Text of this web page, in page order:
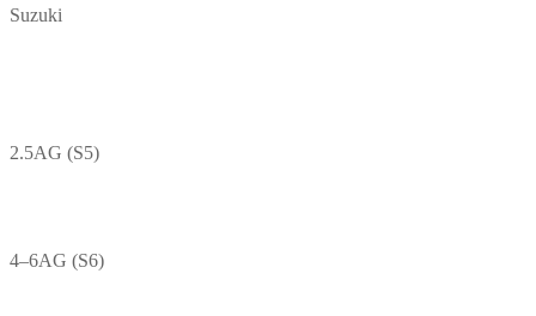
Suzuki
2.5AG (S5)
4–6AG (S6)